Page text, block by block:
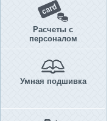
Расчеты с
персоналом
Умная подшивка